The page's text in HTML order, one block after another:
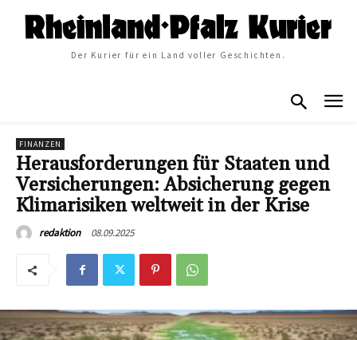
Der Kurier für ein Land voller Geschichten.
FINANZEN
Herausforderungen für Staaten und
Versicherungen: Absicherung gegen
Klimarisiken weltweit in der Krise
redaktion 08.09.2025